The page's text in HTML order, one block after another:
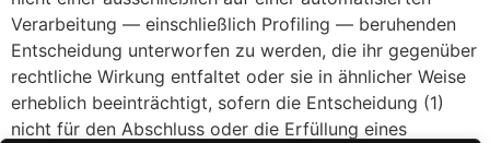
Verarbeitung — einschließlich Profiling — beruhenden
Entscheidung unterworfen zu werden, die ihr gegenüber
rechtliche Wirkung entfaltet oder sie in ähnlicher Weise
erheblich beeinträchtigt, sofern die Entscheidung (1)
nicht für den Abschluss oder die Erfüllung eines